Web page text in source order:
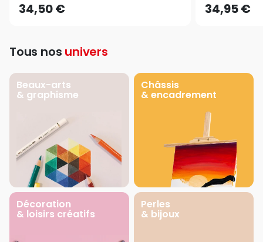
34,50 € 34,95 €
Tous nos univers
Beaux-arts
& graphisme
Châssis
& encadrement
Décoration
& loisirs créatifs
Perles
& bijoux